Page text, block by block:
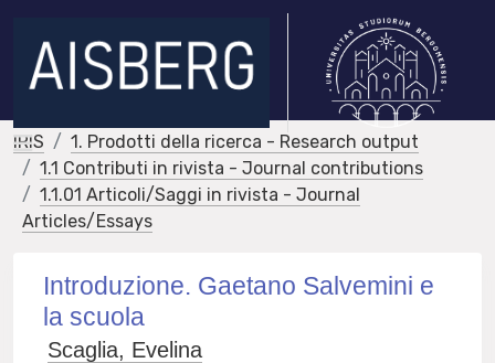
IRIS
1. Prodotti della ricerca - Research output
1.1 Contributi in rivista - Journal contributions
1.1.01 Articoli/Saggi in rivista - Journal
Articles/Essays
Introduzione. Gaetano Salvemini e
la scuola
Scaglia, Evelina